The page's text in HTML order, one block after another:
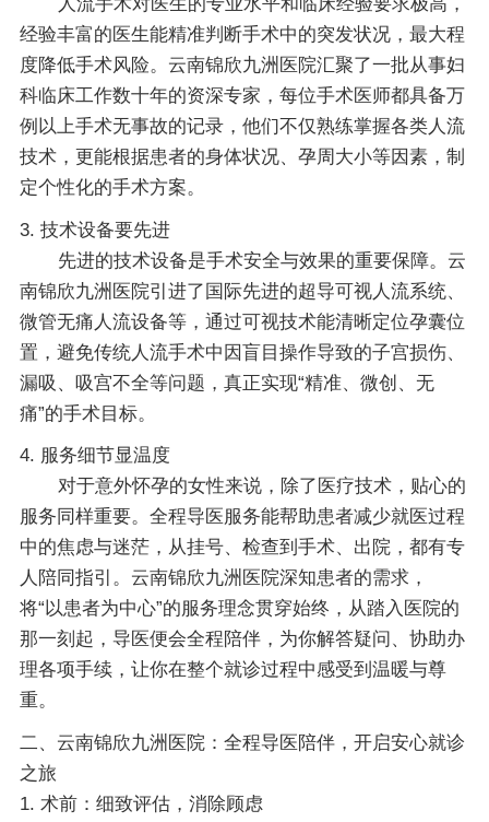
经验丰富的医生能精准判断手术中的突发状况，最大程
度降低手术风险。云南锦欣九洲医院汇聚了一批从事妇
科临床工作数十年的资深专家，每位手术医师都具备万
例以上手术无事故的记录，他们不仅熟练掌握各类人流
技术，更能根据患者的身体状况、孕周大小等因素，制
定个性化的手术方案。
3. 技术设备要先进
先进的技术设备是手术安全与效果的重要保障。云
南锦欣九洲医院引进了国际先进的超导可视人流系统、
微管无痛人流设备等，通过可视技术能清晰定位孕囊位
置，避免传统人流手术中因盲目操作导致的子宫损伤、
漏吸、吸宫不全等问题，真正实现“精准、微创、无
痛”的手术目标。
4. 服务细节显温度
对于意外怀孕的女性来说，除了医疗技术，贴心的
服务同样重要。全程导医服务能帮助患者减少就医过程
中的焦虑与迷茫，从挂号、检查到手术、出院，都有专
人陪同指引。云南锦欣九洲医院深知患者的需求，
将“以患者为中心”的服务理念贯穿始终，从踏入医院的
那一刻起，导医便会全程陪伴，为你解答疑问、协助办
理各项手续，让你在整个就诊过程中感受到温暖与尊
重。
二、云南锦欣九洲医院：全程导医陪伴，开启安心就诊
之旅
1. 术前：细致评估，消除顾虑